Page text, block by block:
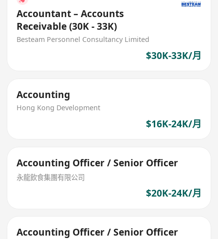
Accountant – Accounts
Receivable (30K - 33K)
Besteam Personnel Consultancy Limited
$30K-33K/月
Accounting
Hong Kong Development
$16K-24K/月
Accounting Officer / Senior Officer
永龍飲食集團有限公司
$20K-24K/月
Accounting Officer / Senior Officer